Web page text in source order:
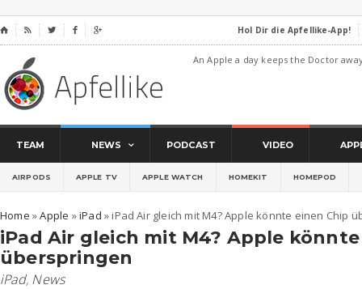
⌂     Hol Dir die Apfellike-App!
An Apple a day keeps the Doctor
TEAM NEWS PODCAST VIDEO
AIRPODS APPLE TV APPLE WATCH HOMEKIT HOMEPOD
Home »Apple »iPad » iPad Air gleich mit M4? Apple könnte einen Chip
iPad Air gleich mit M4? Apple
überspringen
iPad, News